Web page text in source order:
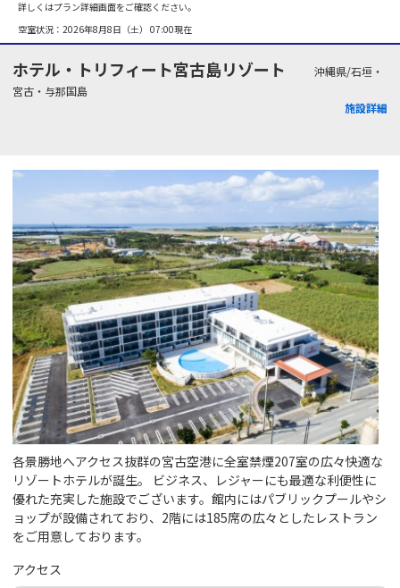
詳しくはプラン詳細画面をご確認ください。
空室状況： 2026年8月8日（土） 07:00現在
ホテル・トリフィート宮古島リゾート
沖縄県/石垣・
宮古・与那国島
施設詳細
各景勝地へアクセス抜群の宮古空港に全室禁煙207室の広々快適な
リゾートホテルが誕生。 ビジネス、レジャーにも最適な利便性に
優れた充実した施設でございます。館内にはパブリックプールやシ
ョップが設備されており、2階には185席の広々としたレストラン
をご用意しております。
アクセス